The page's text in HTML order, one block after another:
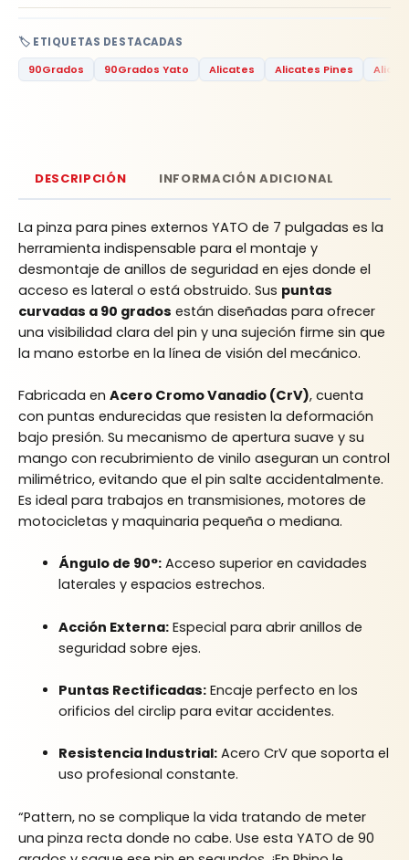
🏷️ ETIQUETAS DESTACADAS
90Grados
90Grados Yato Alicates Alicates Pines
DESCRIPCIÓN INFORMACIÓN ADICIONAL
La pinza para pines externos YATO de 7 pulgadas es la
herramienta indispensable para el montaje y
desmontaje de anillos de seguridad en ejes donde el
acceso es lateral o está obstruido. Sus puntas
curvadas a 90 grados están diseñadas para ofrecer
una visibilidad clara del pin y una sujeción firme sin que
la mano estorbe en la línea de visión del mecánico.
Fabricada en Acero Cromo Vanadio (CrV), cuenta
con puntas endurecidas que resisten la deformación
bajo presión. Su mecanismo de apertura suave y su
mango con recubrimiento de vinilo aseguran un control
milimétrico, evitando que el pin salte accidentalmente.
Es ideal para trabajos en transmisiones, motores de
motocicletas y maquinaria pequeña o mediana.
Ángulo de 90°:Acceso superior en cavidades
laterales y espacios estrechos.
Acción Externa:Especial para abrir anillos de
seguridad sobre ejes.
Puntas Rectificadas:Encaje perfecto en los
orificios del circlip para evitar accidentes.
Resistencia Industrial:Acero CrV que soporta el
uso profesional constante.
“Pattern, no se complique la vida tratando de meter
una pinza recta donde no cabe. Use esta YATO de 90